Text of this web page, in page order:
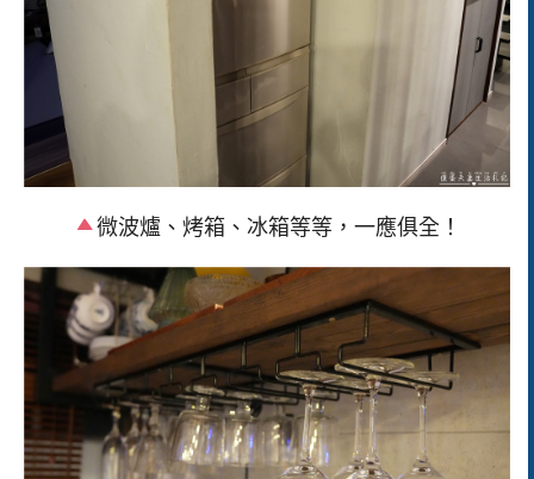
微波爐、烤箱、冰箱等等，一應俱全！